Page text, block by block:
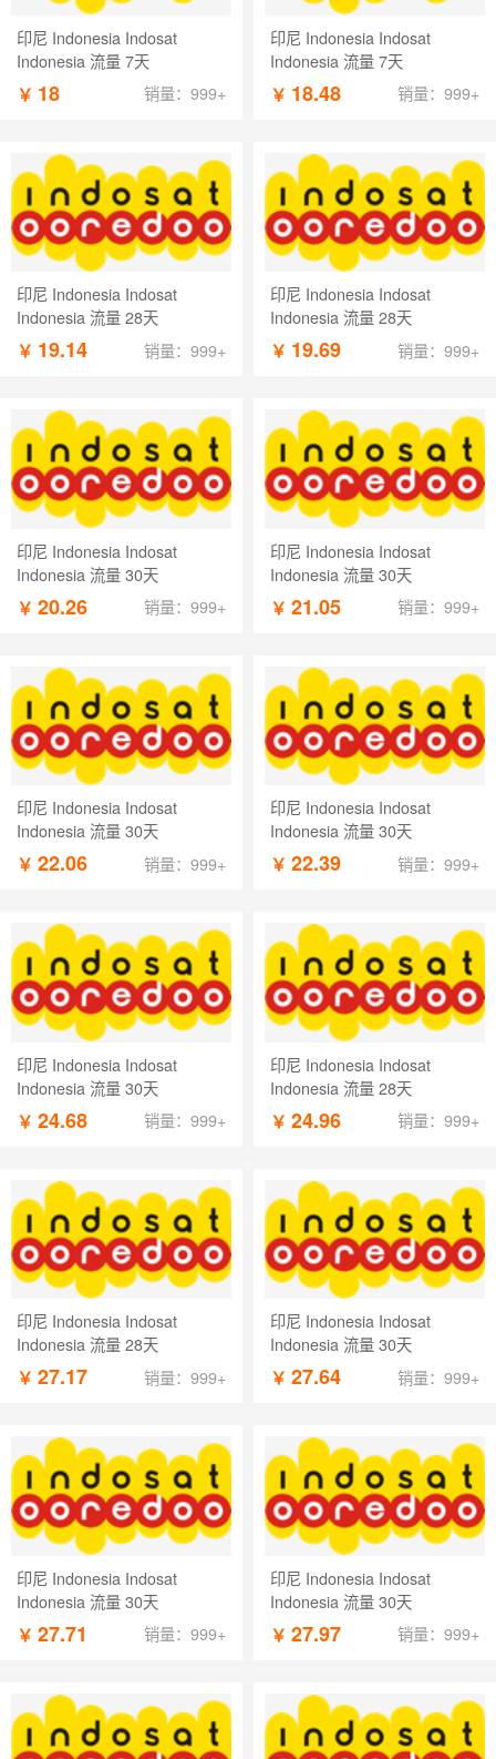
印尼 Indonesia Indosat
Indonesia 流量 7天
￥ 18 销量：999+
印尼 Indonesia Indosat
Indonesia 流量 7天
￥ 18.48 销量：999+
印尼 Indonesia Indosat
Indonesia 流量 28天
￥ 19.14 销量：999+
印尼 Indonesia Indosat
Indonesia 流量 28天
￥ 19.69 销量：999+
印尼 Indonesia Indosat
Indonesia 流量 30天
￥ 20.26 销量：999+
印尼 Indonesia Indosat
Indonesia 流量 30天
￥ 21.05 销量：999+
印尼 Indonesia Indosat
Indonesia 流量 30天
￥ 22.06 销量：999+
印尼 Indonesia Indosat
Indonesia 流量 30天
￥ 22.39 销量：999+
印尼 Indonesia Indosat
Indonesia 流量 30天
￥ 24.68 销量：999+
印尼 Indonesia Indosat
Indonesia 流量 28天
￥ 24.96 销量：999+
印尼 Indonesia Indosat
Indonesia 流量 28天
￥ 27.17 销量：999+
印尼 Indonesia Indosat
Indonesia 流量 30天
￥ 27.64 销量：999+
印尼 Indonesia Indosat
Indonesia 流量 30天
￥ 27.71 销量：999+
印尼 Indonesia Indosat
Indonesia 流量 30天
￥ 27.97 销量：999+